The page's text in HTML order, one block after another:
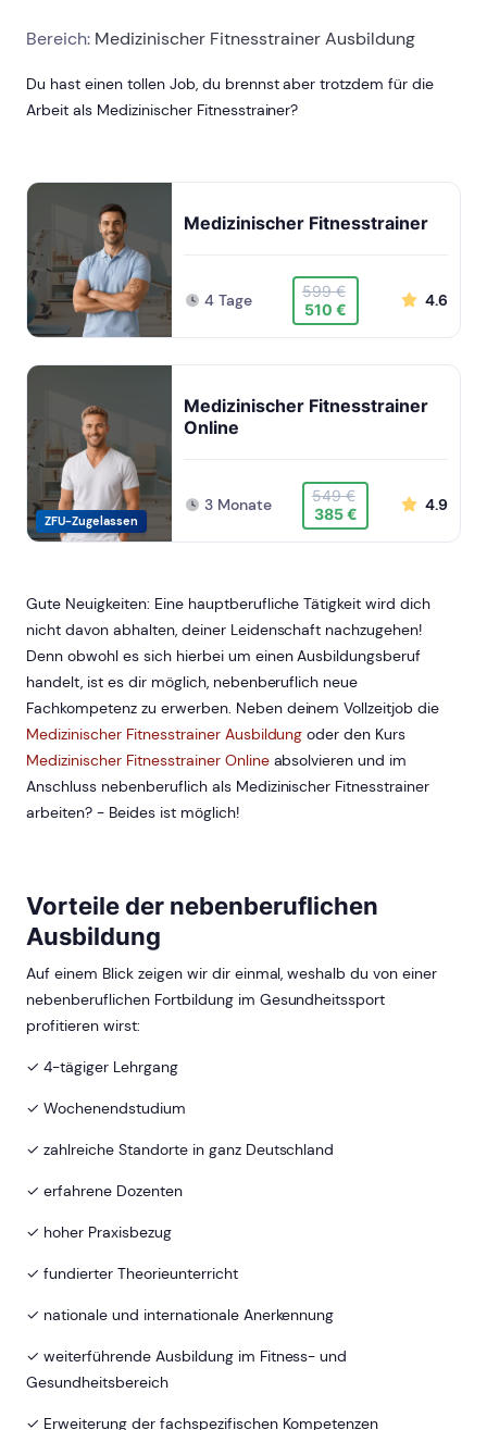
Bereich: Medizinischer Fitnesstrainer Ausbildung
Du hast einen tollen Job, du brennst aber trotzdem für die
Arbeit als Medizinischer Fitnesstrainer?
Medizinischer Fitnesstrainer
4 Tage
599 €
510 €
4.6
ZFU-Zugelassen
Medizinischer Fitnesstrainer
Online
3 Monate
549 €
385 €
4.9
Gute Neuigkeiten: Eine hauptberufliche Tätigkeit wird dich
nicht davon abhalten, deiner Leidenschaft nachzugehen!
Denn obwohl es sich hierbei um einen Ausbildungsberuf
handelt, ist es dir möglich, nebenberuflich neue
Fachkompetenz zu erwerben. Neben deinem Vollzeitjob die
Medizinischer Fitnesstrainer Ausbildung oder den Kurs
Medizinischer Fitnesstrainer Online absolvieren und im
Anschluss nebenberuflich als Medizinischer Fitnesstrainer
arbeiten? - Beides ist möglich!
Vorteile der nebenberuflichen
Ausbildung
Auf einem Blick zeigen wir dir einmal, weshalb du von einer
nebenberuflichen Fortbildung im Gesundheitssport
profitieren wirst:
✓ 4-tägiger Lehrgang
✓ Wochenendstudium
✓ zahlreiche Standorte in ganz Deutschland
✓ erfahrene Dozenten
✓ hoher Praxisbezug
✓ fundierter Theorieunterricht
✓ nationale und internationale Anerkennung
✓ weiterführende Ausbildung im Fitness- und
Gesundheitsbereich
✓ Erweiterung der fachspezifischen Kompetenzen